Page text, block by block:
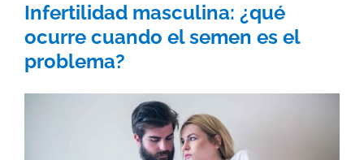
Infertilidad masculina: ¿qué
ocurre cuando el semen es el
problema?